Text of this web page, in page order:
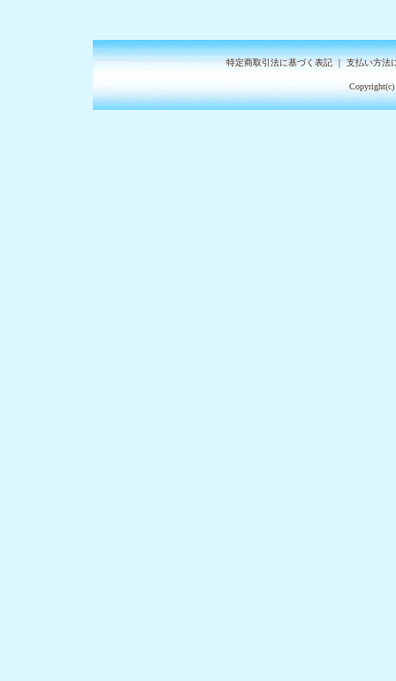
特定商取引法に基づく表記｜支払い方法